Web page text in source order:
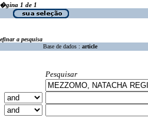
1 de 1
a pesquisa
Base de dados : article
Pesquisar